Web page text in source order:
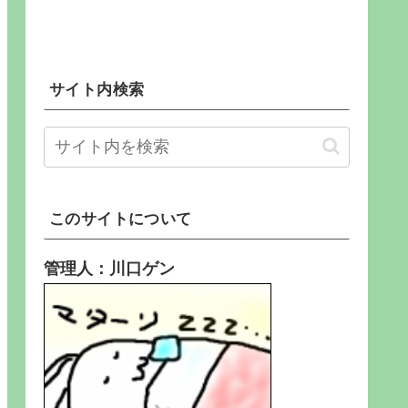
サイト内検索
このサイトについて
管理人：川口ゲン